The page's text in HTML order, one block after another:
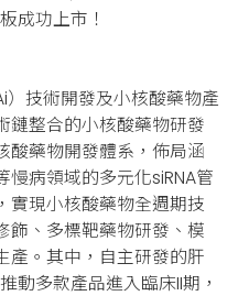
成功上市！
）技術開發及小核酸藥物產
鏈整合的小核酸藥物研發
酸藥物開發體系，佈局涵
病領域的多元化siRNA管
實現小核酸藥物全週期技
飾、多標靶藥物研發、模
產。 其中，自主研發的肝
動多款產品進入臨床II期，